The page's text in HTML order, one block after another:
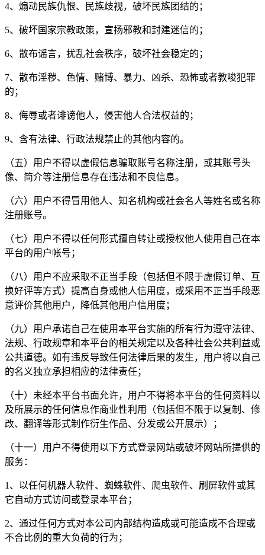
4、煽动民族仇恨、民族歧视，破坏民族团结的；
5、破坏国家宗教政策，宣扬邪教和封建迷信的；
6、散布谣言，扰乱社会秩序，破坏社会稳定的；
7、散布淫秽、色情、赌博、暴力、凶杀、恐怖或者教唆犯罪
的；
8、侮辱或者诽谤他人，侵害他人合法权益的；
9、含有法律、行政法规禁止的其他内容的。
（五）用户不得以虚假信息骗取账号名称注册，或其账号头
像、简介等注册信息存在违法和不良信息。
（六）用户不得冒用他人、知名机构或社会名人等姓名或名称
注册账号。
（七）用户不得以任何形式擅自转让或授权他人使用自己在本
平台的用户帐号；
（八）用户不应采取不正当手段（包括但不限于虚假订单、互
换好评等方式）提高自身或他人信用度，或采用不正当手段恶
意评价其他用户，降低其他用户信用度；
（九）用户承诺自己在使用本平台实施的所有行为遵守法律、
法规、行政规章和本平台的相关规定以及各种社会公共利益或
公共道德。如有违反导致任何法律后果的发生，用户将以自己
的名义独立承担相应的法律责任；
（十）未经本平台书面允许，用户不得将本平台的任何资料以
及所展示的任何信息作商业性利用（包括但不限于以复制、修
改、翻译等形式制作衍生作品、分发或公开展示）；
（十一）用户不得使用以下方式登录网站或破坏网站所提供的
服务：
1、以任何机器人软件、蜘蛛软件、爬虫软件、刷屏软件或其
它自动方式访问或登录本平台；
2、通过任何方式对本公司内部结构造成或可能造成不合理或
不合比例的重大负荷的行为；